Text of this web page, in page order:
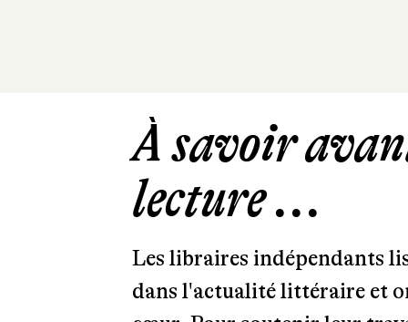
À savoir
lecture ...
Les libraires indépendants
dans l'actualité littéraire et